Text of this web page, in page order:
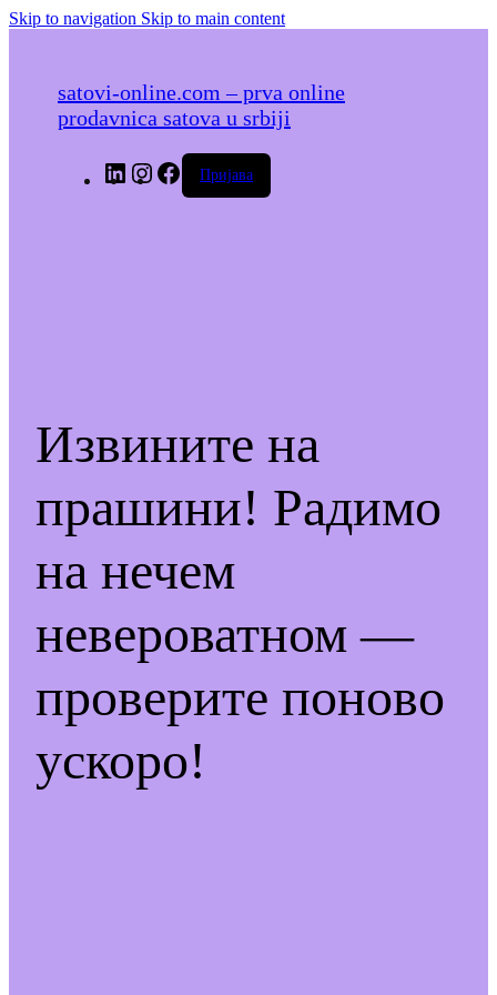
Skip to navigation Skip to main content
satovi-online.com – prva online
prodavnica satova u srbiji
LinkedInInstagramFacebook
Пријава
Извините на
прашини! Радимо
на нечем
невероватном —
проверите поново
ускоро!